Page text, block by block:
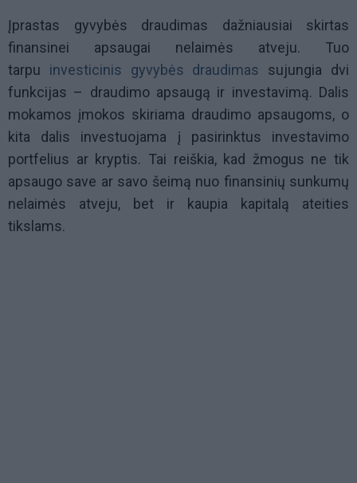
Įprastas gyvybės draudimas dažniausiai skirtas
finansinei apsaugai nelaimės atveju. Tuo
tarpu investicinis gyvybės draudimas sujungia dvi
funkcijas – draudimo apsaugą ir investavimą. Dalis
mokamos įmokos skiriama draudimo apsaugoms, o
kita dalis investuojama į pasirinktus investavimo
portfelius ar kryptis. Tai reiškia, kad žmogus ne tik
apsaugo save ar savo šeimą nuo finansinių sunkumų
nelaimės atveju, bet ir kaupia kapitalą ateities
tikslams.